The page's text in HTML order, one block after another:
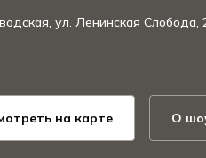
ул. Ленинская Слобода,
на карте О